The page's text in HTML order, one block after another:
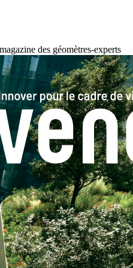
des géomètres-experts